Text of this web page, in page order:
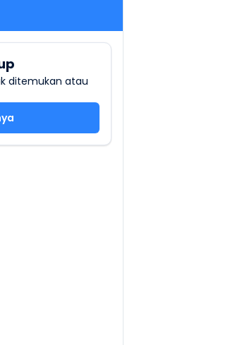
ditemukan atau